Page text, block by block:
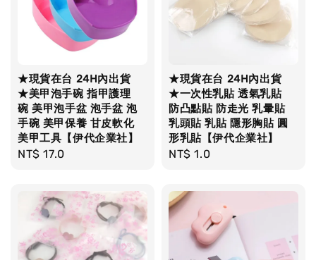
★現貨在台 24H內出貨
★美甲泡手碗 指甲護理
碗 美甲泡手盆 泡手盆 泡
手碗 美甲保養 甘皮軟化
美甲工具【伊代企業社】
Regular
NT$ 17.0
★現貨在台 24H內出貨
★一次性乳貼 透氣乳貼
防凸點貼 防走光 乳暈貼
乳頭貼 乳貼 隱形胸貼 圓
形乳貼【伊代企業社】
Regular
NT$ 1.0